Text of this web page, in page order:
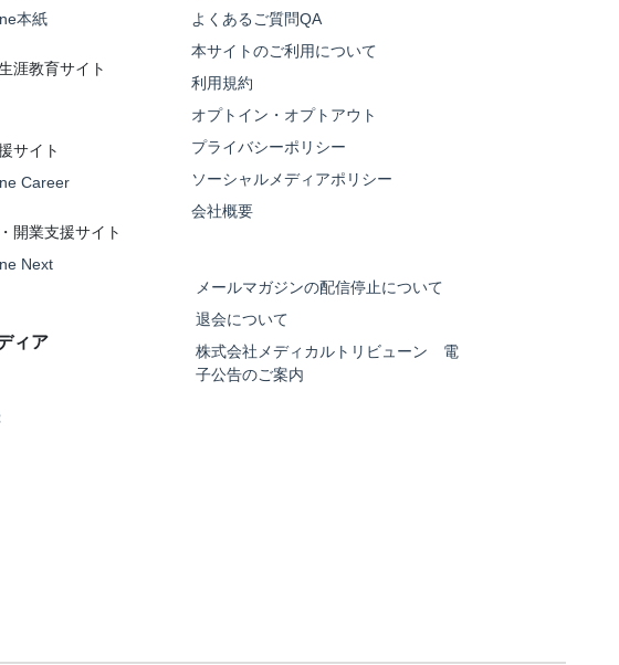
本紙
涯教育サイト
サイト
Career
開業支援サイト
Next
ィア
よくあるご質問QA
本サイトのご利用について
利用規約
オプトイン・オプトアウト
プライバシーポリシー
ソーシャルメディアポリシー
会社概要
メールマガジンの配信停止について
退会について
株式会社メディカルトリビューン 電
子公告のご案内